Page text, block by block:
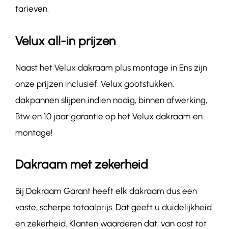
tarieven.
Velux all-in prijzen
Naast het Velux dakraam plus montage in Ens zijn
onze prijzen inclusief: Velux gootstukken,
dakpannen slijpen indien nodig, binnen afwerking,
Btw en 10 jaar garantie op het Velux dakraam en
montage!
Dakraam met zekerheid
Bij Dakraam Garant heeft elk dakraam dus een
vaste, scherpe totaalprijs. Dat geeft u duidelijkheid
en zekerheid. Klanten waarderen dat, van oost tot